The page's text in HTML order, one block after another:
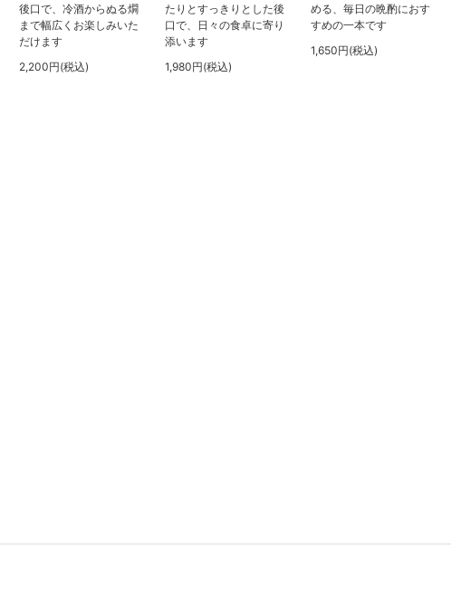
後口で、冷酒からぬる燗
まで幅広くお楽しみいた
だけます
2,200円(税込)
たりとすっきりとした後
口で、日々の食卓に寄り
添います
1,980円(税込)
める、毎日の晩酌におす
すめの一本です
1,650円(税込)